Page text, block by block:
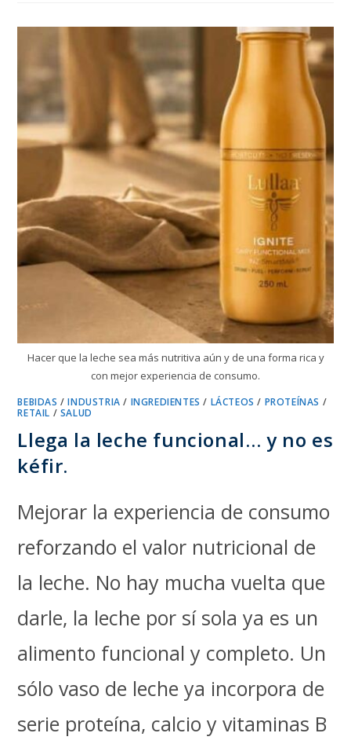
Hacer que la leche sea más nutritiva aún y de una forma rica y
con mejor experiencia de consumo.
BEBIDAS /INDUSTRIA / INGREDIENTES / LÁCTEOS / PROTEÍNAS /
RETAIL / SALUD
Llega la leche funcional… y no es
kéfir.
Mejorar la experiencia de consumo
reforzando el valor nutricional de
la leche. No hay mucha vuelta que
darle, la leche por sí sola ya es un
alimento funcional y completo. Un
sólo vaso de leche ya incorpora de
serie proteína, calcio y vitaminas B